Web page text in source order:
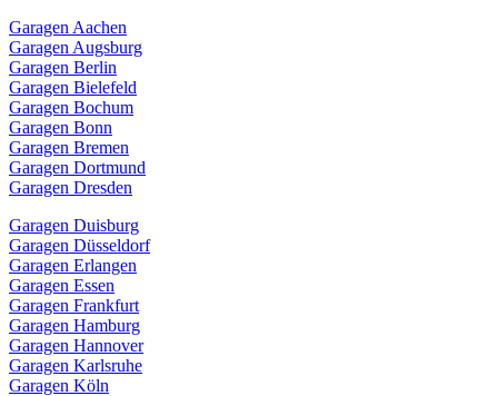
Garagen Aachen
Garagen Augsburg
Garagen Berlin
Garagen Bielefeld
Garagen Bochum
Garagen Bonn
Garagen Bremen
Garagen Dortmund
Garagen Dresden
Garagen Duisburg
Garagen Düsseldorf
Garagen Erlangen
Garagen Essen
Garagen Frankfurt
Garagen Hamburg
Garagen Hannover
Garagen Karlsruhe
Garagen Köln